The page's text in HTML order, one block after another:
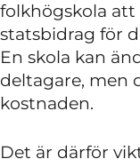
folkhögskola att
statsbidrag för
En skola kan
deltagare, men
kostnaden.
Det är därför